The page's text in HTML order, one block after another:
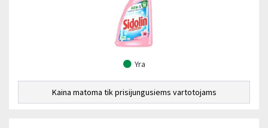
Yra
Kaina matoma tik prisijungusiems vartotojams